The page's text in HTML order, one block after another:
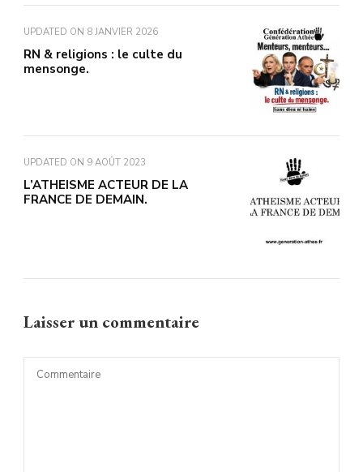
UPDATED ON 8 JANVIER 2026
RN & religions : le culte du
mensonge.
UPDATED ON 9 AOÛT 2023
L’ATHEISME ACTEUR DE LA
FRANCE DE DEMAIN.
Laisser un commentaire